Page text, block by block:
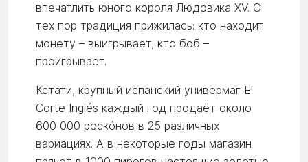
впечатлить юного короля Людовика XV. С
тех пор традиция прижилась: кто находит
монету – выигрывает, кто боб –
проигрывает.
Кстати, крупный испанский универмаг El
Corte Inglés каждый год продаёт около
600 000 роскóнов в 25 различных
вариациях. А в некоторые годы магазин